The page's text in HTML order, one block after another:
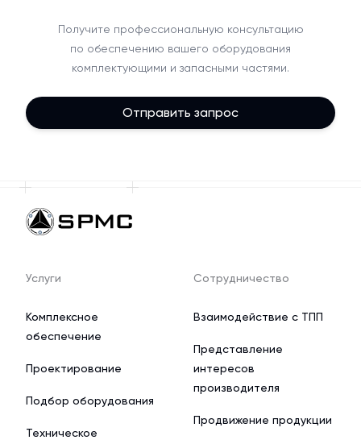
Получите профессиональную консультацию
по обеспечению вашего оборудования
комплектующими и запасными частями.
Отправить запрос
Услуги
Комплексное
обеспечение
Проектирование
Подбор оборудования
Техническое
Сотрудничество
Взаимодействие с ТПП
Представление
интересов
производителя
Продвижение продукции